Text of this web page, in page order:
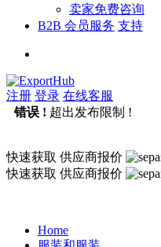
卖家免费咨询
B2B 会员服务 支持
注册 登录 在线客服
错误 ! 超出发布限制 !
快速获取 供应商报价
快速获取 供应商报价
Home